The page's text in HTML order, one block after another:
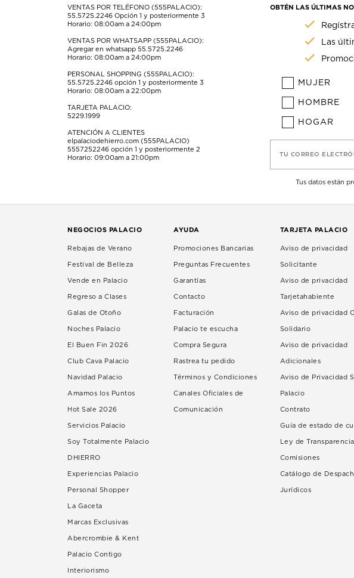
formularioformulario
de
formulario
de
formulario
de
formulario
de
envío.
VENTAS POR TELÉFONO (555PALACIO):
55.5725.2246 Opción 1 y posteriormente 3
Horario: 08:00am a 24:00pm
VENTAS POR WHATSAPP (555PALACIO):
Agregar en whatsapp 55.5725.2246
Horario: 08:00am a 24:00pm
PERSONAL SHOPPING (555PALACIO):
55.5725.2246 opción 1 y posteriormente 3
Horario: 08:00am a 22:00pm
TARJETA PALACIO:
5229.1999
ATENCIÓN A CLIENTES
elpalaciodehierro.com (555PALACIO)
5557252246 opción 1 y posteriormente 2
Horario: 09:00am a 21:00pm
OBTÉN LAS ÚLTIMAS
Las
MUJER
HOMBRE
HOGAR
TU CORREO
Tus datos están
NEGOCIOS PALACIO
Rebajas de Verano
Festival de Belleza
Vende en Palacio
Regreso a Clases
Galas de Otoño
Noches Palacio
El Buen Fin 2026
Club Cava Palacio
Navidad Palacio
Amamos los Puntos
Hot Sale 2026
Servicios Palacio
Soy Totalmente Palacio
DHIERRO
Experiencias Palacio
Personal Shopper
La Gaceta
Marcas Exclusivas
Abercrombie & Kent
Palacio Contigo
Interiorismo
AYUDA
Promociones Bancarias
Preguntas Frecuentes
Garantías
Contacto
Facturación
Palacio te escucha
Compra Segura
Rastrea tu pedido
Términos y Condiciones
Canales Oficiales de
Comunicación
TARJETA PALACIO
Aviso de privacidad
Solicitante
Aviso de privacidad
Tarjetahabiente
Aviso de privacidad
Solidario
Aviso de privacidad
Adicionales
Aviso de Privacidad
Palacio
Contrato
Guía de estado de
Ley de Transparencia
Comisiones
Catálogo de
Jurídicos